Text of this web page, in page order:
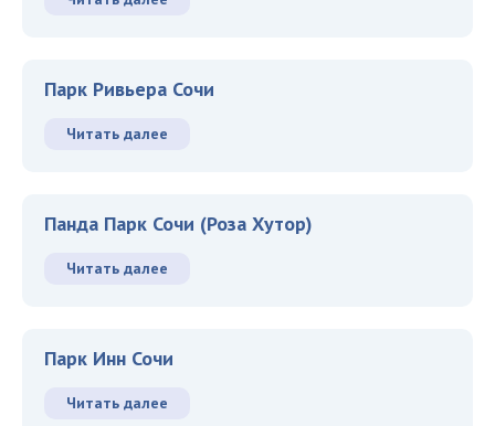
Парк Ривьера Сочи
Читать далее
Панда Парк Сочи (Роза Хутор)
Читать далее
Парк Инн Сочи
Читать далее